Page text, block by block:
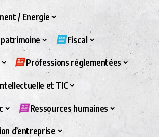
/ Energie
Fiscal
Professions réglementées
et TIC
Ressources humaines
d’entreprise